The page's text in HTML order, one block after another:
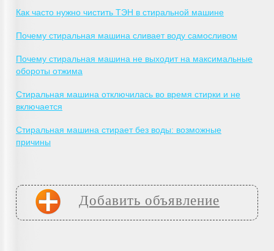
Как часто нужно чистить ТЭН в стиральной машине
Почему стиральная машина сливает воду самосливом
Почему стиральная машина не выходит на максимальные
обороты отжима
Стиральная машина отключилась во время стирки и не
включается
Стиральная машина стирает без воды: возможные
причины
Добавить объявление